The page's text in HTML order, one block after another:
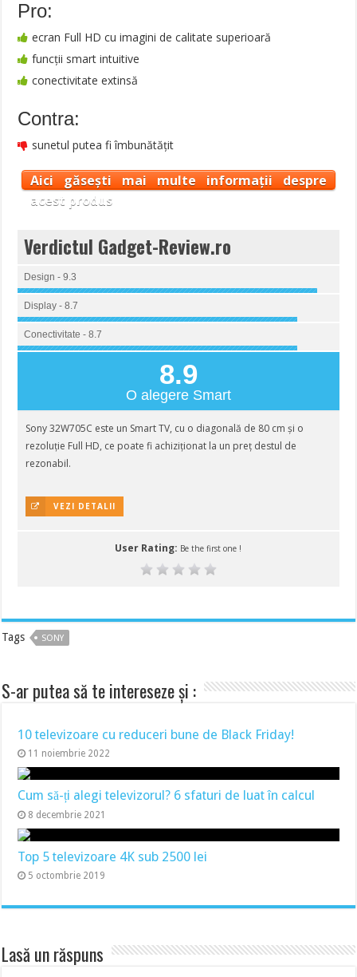
Pro:
ecran Full HD cu imagini de calitate superioară
funcții smart intuitive
conectivitate extinsă
Contra:
sunetul putea fi îmbunătățit
Aici găsești mai multe informații despre
acest produs
Verdictul Gadget-Review.ro
Design - 9.3
Display - 8.7
Conectivitate - 8.7
8.9
O alegere Smart
Sony 32W705C este un Smart TV, cu o diagonală de 80 cm și o
rezoluție Full HD, ce poate fi achiziționat la un preț destul de
rezonabil.
VEZI DETALII
User Rating: Be the first one !
Tags SONY
S-ar putea să te intereseze și :
10 televizoare cu reduceri bune de Black Friday!
11 noiembrie 2022
Cum să-ți alegi televizorul? 6 sfaturi de luat în calcul
8 decembrie 2021
Top 5 televizoare 4K sub 2500 lei
5 octombrie 2019
Lasă un răspuns